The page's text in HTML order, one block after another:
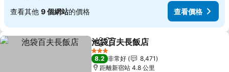
查看其他 9 個網站的價格 查看價格
分享 加入我的最愛
池袋百夫長飯店
3 星級
8.2 非常好
8,471
距離新宿站 4.8 公里